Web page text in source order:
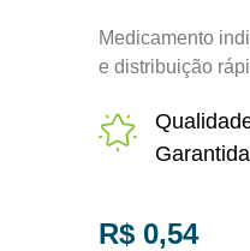
Medicamento
e distribuição
Garantida
R$ 0,54